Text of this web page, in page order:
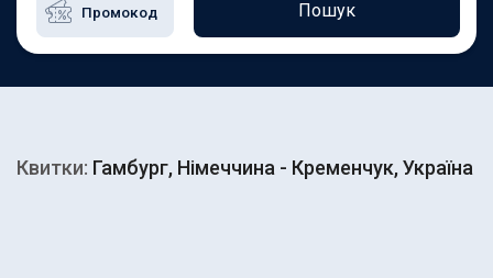
Пошук
Квитки: Гамбург, Німеччина - Кременчук, Україна